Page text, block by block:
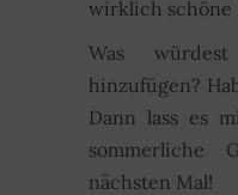
wirklich schöne
Was
hinzufügen?
Dann lass es
sommerliche
nächsten Mal!